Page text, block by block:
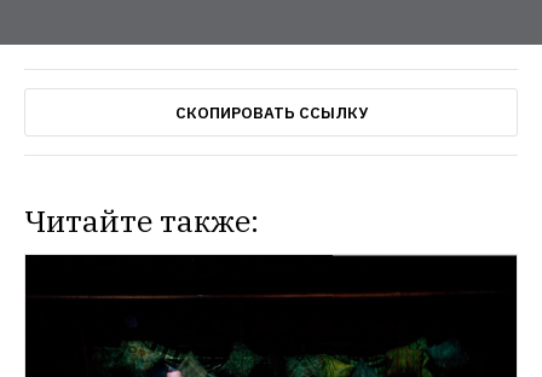
СКОПИРОВАТЬ ССЫЛКУ
Читайте также: